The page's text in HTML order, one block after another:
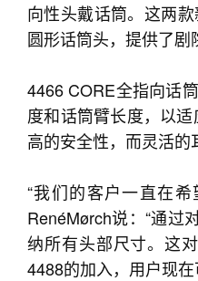
向性头戴话筒。这两
圆形话筒头，提供了剧
4466 CORE全指向话
度和话筒臂长度，以
高的安全性，而灵活的
“我们的客户一直在
RenéMørch说：“通过
纳所有头部尺寸。这
4488的加入，用户现